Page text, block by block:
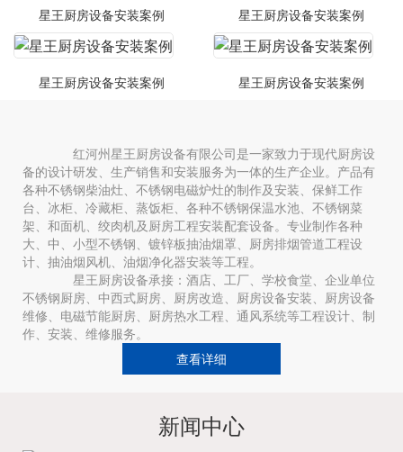
星王厨房设备安装案例 星王厨房设备安装案例
星王厨房设备安装案例 星王厨房设备安装案例
红河州星王厨房设备有限公司是一家致力于现代厨房设
备的设计研发、生产销售和安装服务为一体的生产企业。产品有
各种不锈钢柴油灶、不锈钢电磁炉灶的制作及安装、保鲜工作
台、冰柜、冷藏柜、蒸饭柜、各种不锈钢保温水池、不锈钢菜
架、和面机、绞肉机及厨房工程安装配套设备。专业制作各种
大、中、小型不锈钢、镀锌板抽油烟罩、厨房排烟管道工程设
计、抽油烟风机、油烟净化器安装等工程。
星王厨房设备承接：酒店、工厂、学校食堂、企业单位
不锈钢厨房、中西式厨房、厨房改造、厨房设备安装、厨房设备
维修、电磁节能厨房、厨房热水工程、通风系统等工程设计、制
作、安装、维修服务。
查看详细
新闻中心